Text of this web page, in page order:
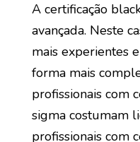
A certificação
avançada. Neste
mais experientes
forma mais
profissionais com
sigma costumam
profissionais com